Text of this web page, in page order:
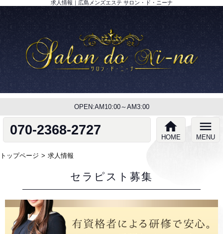
求人情報｜広島メンズエステ サロン・ド・ニーナ
OPEN:AM10:00～AM3:00
070-2368-2727 home
HOME
menu
MENU
トップページ 求人情報
セラピスト募集